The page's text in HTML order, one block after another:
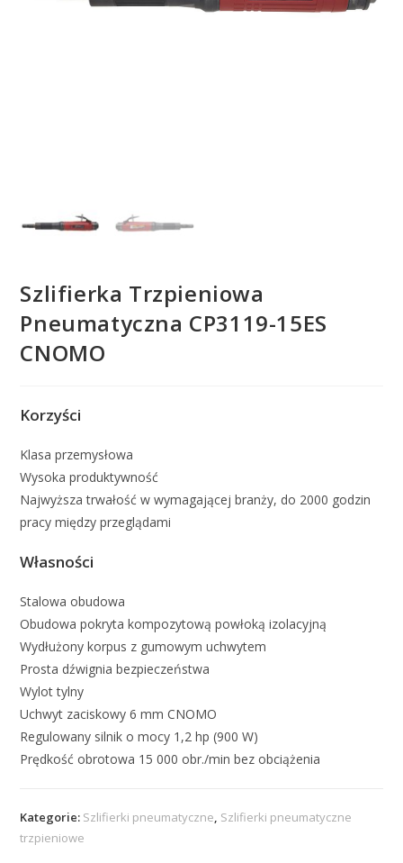
Szlifierka Trzpieniowa
Pneumatyczna CP3119-15ES
CNOMO
Korzyści
Klasa przemysłowa
Wysoka produktywność
Najwyższa trwałość w wymagającej branży, do 2000 godzin
pracy między przeglądami
Własności
Stalowa obudowa
Obudowa pokryta kompozytową powłoką izolacyjną
Wydłużony korpus z gumowym uchwytem
Prosta dźwignia bezpieczeństwa
Wylot tylny
Uchwyt zaciskowy 6 mm CNOMO
Regulowany silnik o mocy 1,2 hp (900 W)
Prędkość obrotowa 15 000 obr./min bez obciążenia
Kategorie: Szlifierki pneumatyczne, Szlifierki pneumatyczne
trzpieniowe